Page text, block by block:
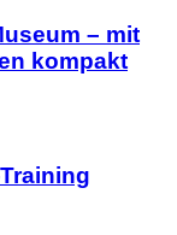
– mit
kompakt